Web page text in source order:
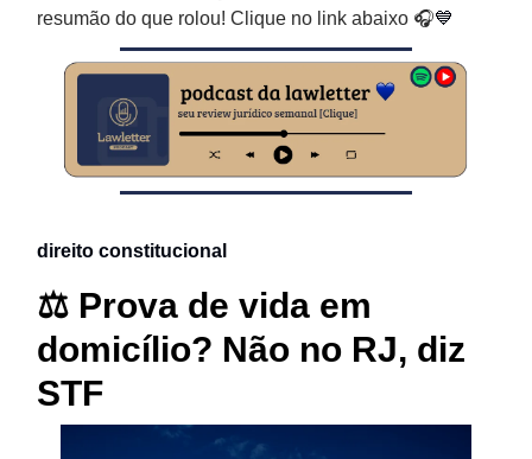
resumão do que rolou! Clique no link abaixo 🎧💙
direito constitucional
⚖️ Prova de vida em
domicílio? Não no RJ, diz
STF